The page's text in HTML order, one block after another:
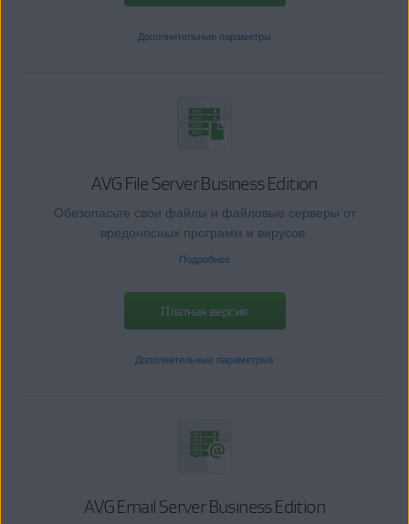
Дополнительные параметры
AVG File Server Business Edition
Обезопасьте свои файлы и файловые серверы от
вредоносных программ и вирусов.
Подробнее
Платная версия
Дополнительные параметрыs
AVG Email Server Business Edition